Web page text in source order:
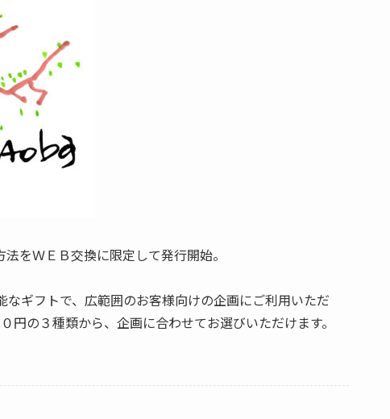
をＷＥＢ交換に限定して発行開始。
ギフトで、広範囲のお客様向けの企画にご利用いただ
円の３種類から、企画に合わせてお選びいただけます。